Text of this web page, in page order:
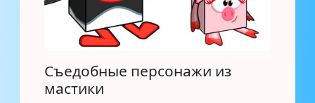
Съедобные персонажи из
мастики